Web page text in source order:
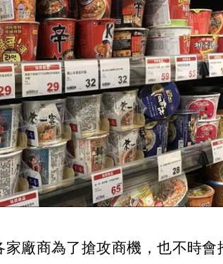
廠商為了搶攻商機，也不時會